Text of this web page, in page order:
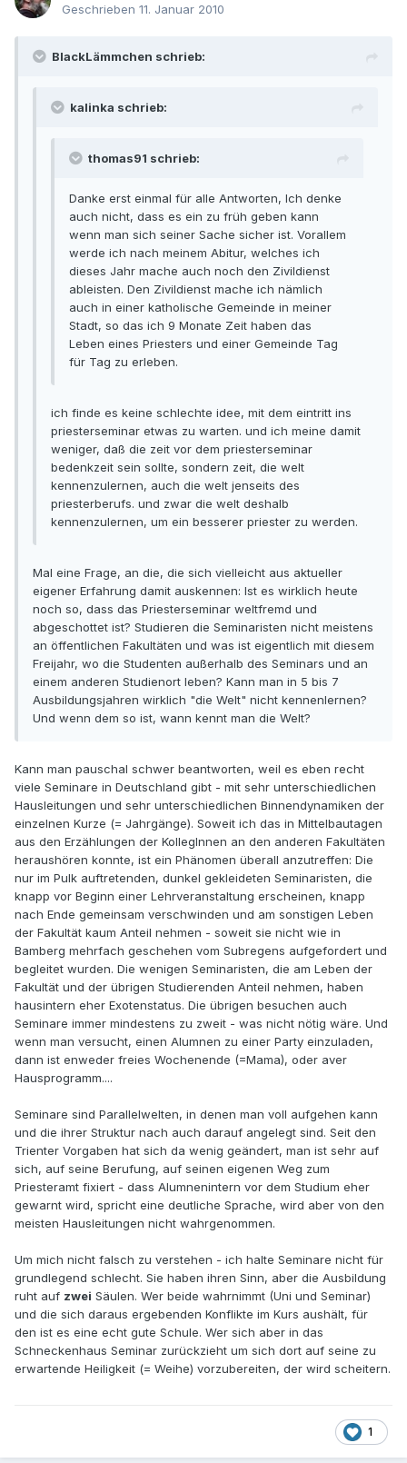
Geschrieben 11. Januar 2010
BlackLämmchen schrieb:
kalinka schrieb:
thomas91 schrieb:
Danke erst einmal für alle Antworten, Ich denke
auch nicht, dass es ein zu früh geben kann
wenn man sich seiner Sache sicher ist. Vorallem
werde ich nach meinem Abitur, welches ich
dieses Jahr mache auch noch den Zivildienst
ableisten. Den Zivildienst mache ich nämlich
auch in einer katholische Gemeinde in meiner
Stadt, so das ich 9 Monate Zeit haben das
Leben eines Priesters und einer Gemeinde Tag
für Tag zu erleben.
ich finde es keine schlechte idee, mit dem eintritt ins
priesterseminar etwas zu warten. und ich meine damit
weniger, daß die zeit vor dem priesterseminar
bedenkzeit sein sollte, sondern zeit, die welt
kennenzulernen, auch die welt jenseits des
priesterberufs. und zwar die welt deshalb
kennenzulernen, um ein besserer priester zu werden.
Mal eine Frage, an die, die sich vielleicht aus aktueller
eigener Erfahrung damit auskennen: Ist es wirklich heute
noch so, dass das Priesterseminar weltfremd und
abgeschottet ist? Studieren die Seminaristen nicht meistens
an öffentlichen Fakultäten und was ist eigentlich mit diesem
Freijahr, wo die Studenten außerhalb des Seminars und an
einem anderen Studienort leben? Kann man in 5 bis 7
Ausbildungsjahren wirklich "die Welt" nicht kennenlernen?
Und wenn dem so ist, wann kennt man die Welt?
Kann man pauschal schwer beantworten, weil es eben recht
viele Seminare in Deutschland gibt - mit sehr unterschiedlichen
Hausleitungen und sehr unterschiedlichen Binnendynamiken der
einzelnen Kurze (= Jahrgänge). Soweit ich das in Mittelbautagen
aus den Erzählungen der KollegInnen an den anderen Fakultäten
heraushören konnte, ist ein Phänomen überall anzutreffen: Die
nur im Pulk auftretenden, dunkel gekleideten Seminaristen, die
knapp vor Beginn einer Lehrveranstaltung erscheinen, knapp
nach Ende gemeinsam verschwinden und am sonstigen Leben
der Fakultät kaum Anteil nehmen - soweit sie nicht wie in
Bamberg mehrfach geschehen vom Subregens aufgefordert und
begleitet wurden. Die wenigen Seminaristen, die am Leben der
Fakultät und der übrigen Studierenden Anteil nehmen, haben
hausintern eher Exotenstatus. Die übrigen besuchen auch
Seminare immer mindestens zu zweit - was nicht nötig wäre. Und
wenn man versucht, einen Alumnen zu einer Party einzuladen,
dann ist enweder freies Wochenende (=Mama), oder aver
Hausprogramm....
Seminare sind Parallelwelten, in denen man voll aufgehen kann
und die ihrer Struktur nach auch darauf angelegt sind. Seit den
Trienter Vorgaben hat sich da wenig geändert, man ist sehr auf
sich, auf seine Berufung, auf seinen eigenen Weg zum
Priesteramt fixiert - dass Alumnenintern vor dem Studium eher
gewarnt wird, spricht eine deutliche Sprache, wird aber von den
meisten Hausleitungen nicht wahrgenommen.
Um mich nicht falsch zu verstehen - ich halte Seminare nicht für
grundlegend schlecht. Sie haben ihren Sinn, aber die Ausbildung
ruht auf zwei Säulen. Wer beide wahrnimmt (Uni und Seminar)
und die sich daraus ergebenden Konflikte im Kurs aushält, für
den ist es eine echt gute Schule. Wer sich aber in das
Schneckenhaus Seminar zurückzieht um sich dort auf seine zu
erwartende Heiligkeit (= Weihe) vorzubereiten, der wird scheitern.
1